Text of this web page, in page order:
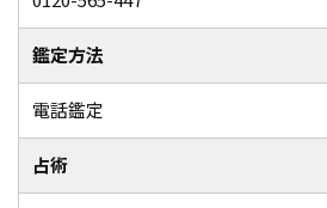
鑑定方法
電話鑑定
占術